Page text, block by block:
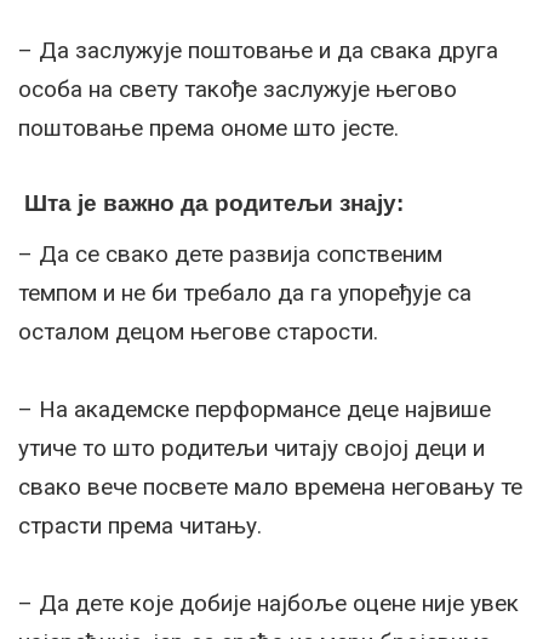
– Да заслужује поштовање и да свака друга
особа на свету такође заслужује његово
поштовање према ономе што јесте.
Шта је важно да родитељи знају:
– Да се ​​свако дете развија сопственим
темпом и не би требало да га упоређује са
осталом децом његове старости.
– На академске перформансе деце највише
утиче то што родитељи читају својој деци и
свако вече посвете мало времена неговању те
страсти према читању.
– Да дете које добије најбоље оцене није увек